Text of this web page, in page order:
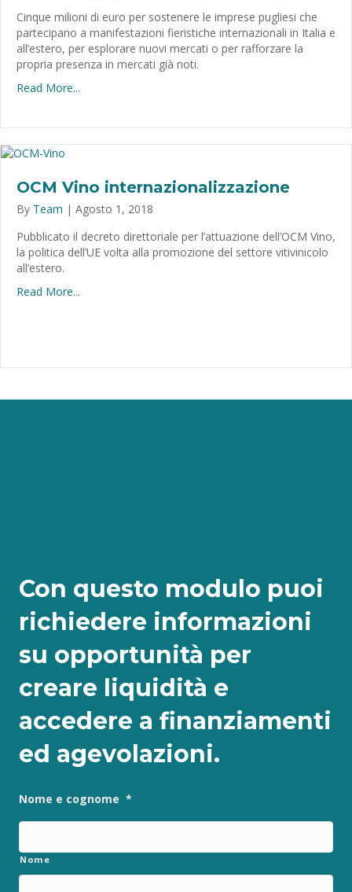
Cinque milioni di euro per sostenere le imprese pugliesi che
partecipano a manifestazioni fieristiche internazionali in Italia e
all’estero, per esplorare nuovi mercati o per rafforzare la
propria presenza in mercati già noti.
Read More...
OCM Vino internazionalizzazione
By Team | Agosto 1, 2018
Pubblicato il decreto direttoriale per l’attuazione dell’OCM Vino,
la politica dell’UE volta alla promozione del settore vitivinicolo
all’estero.
Read More...
Con questo modulo puoi
richiedere informazioni
su opportunità per
creare liquidità e
accedere a finanziamenti
ed agevolazioni.
Nome e cognome *
Nome